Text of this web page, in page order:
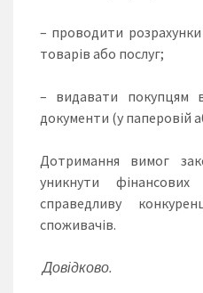
– проводити
товарів або послуг;
– видавати покупцям
документи (у паперовій
Дотримання вимог
уникнути фінансових
справедливу
споживачів.
Довідково.